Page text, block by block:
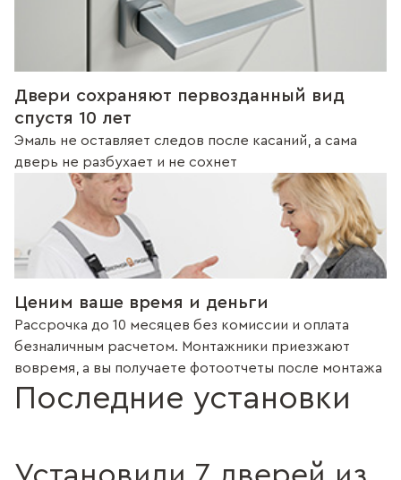
Двери сохраняют первозданный вид
спустя 10 лет
Эмаль не оставляет следов после касаний, а сама
дверь не разбухает и не сохнет
Ценим ваше время и деньги
Рассрочка до 10 месяцев без комиссии и оплата
безналичным расчетом. Монтажники приезжают
вовремя, а вы получаете фотоотчеты после монтажа
Последние установки